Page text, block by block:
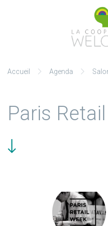
Accueil Agenda
Paris
Cookies management panel